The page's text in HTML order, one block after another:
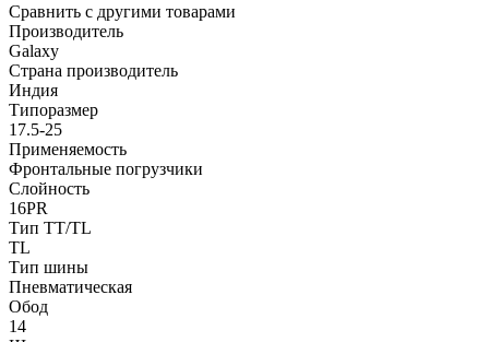
Сравнить с другими товарами
Производитель
Galaxy
Страна производитель
Индия
Типоразмер
17.5-25
Применяемость
Фронтальные погрузчики
Слойность
16PR
Тип TT/TL
TL
Тип шины
Пневматическая
Обод
14